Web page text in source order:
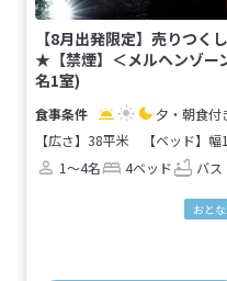
【8月出発限定】売りつ
★【禁煙】＜メルヘンゾー
名1室)
夕・朝食付
【広さ】38平米
【ベッド】
1～4名
4ベッド バス
おと